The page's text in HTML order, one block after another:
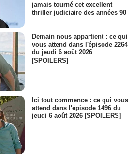
jamais tourné cet excellent
thriller judiciaire des années 90
Demain nous appartient : ce qui
vous attend dans l'épisode 2264
du jeudi 6 août 2026
[SPOILERS]
Ici tout commence : ce qui vous
attend dans l'épisode 1496 du
jeudi 6 août 2026 [SPOILERS]